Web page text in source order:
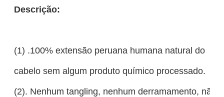
Descrição:
(1) .100% extensão peruana humana natural do
cabelo sem algum produto químico processado.
(2). Nenhum tangling, nenhum derramamento, não